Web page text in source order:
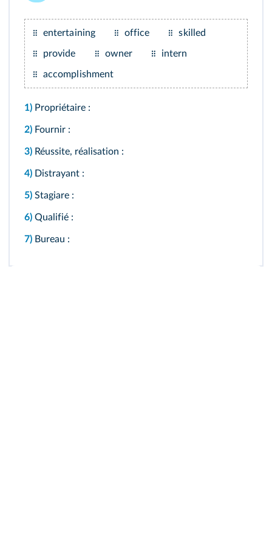
entertaining office skilled
provide owner intern
accomplishment
1) Propriétaire :
2) Fournir :
3) Réussite, réalisation :
4) Distrayant :
5) Stagiare :
6) Qualifié :
7) Bureau :